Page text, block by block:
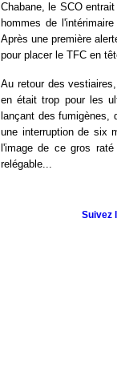
Chabane, le SCO
hommes de
Après une première
pour placer le TFC en
Au retour des
en était trop pour les
lançant des fumigènes,
une interruption de six
l'image de ce gros
relégable...
Suivez